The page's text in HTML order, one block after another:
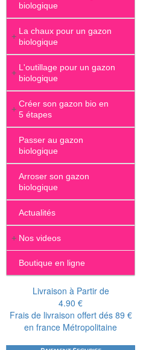
biologique
+
La chaux pour un gazon
biologique
+
L'outillage pour un gazon
biologique
+
Créer son gazon bio en
5 étapes
Passer au gazon
biologique
Arroser son gazon
biologique
Actualités
+ Nos videos
Boutique en ligne
Livraison à Partir de
4.90 €
Frais de livraison offert dés 89 €
en france Métropolitaine